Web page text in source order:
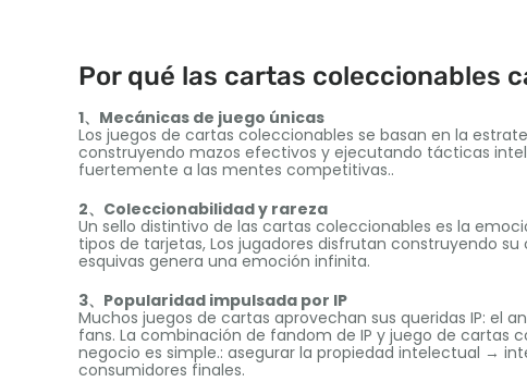
Por qué las cartas coleccionables
1、Mecánicas de juego únicas
Los juegos de cartas coleccionables se basan en la
construyendo mazos efectivos y ejecutando tácticas
fuertemente a las mentes competitivas..
2、Coleccionabilidad y rareza
Un sello distintivo de las cartas coleccionables es la
tipos de tarjetas, Los jugadores disfrutan construyendo
esquivas genera una emoción infinita.
3、Popularidad impulsada por IP
Muchos juegos de cartas aprovechan sus queridas IP: el
fans. La combinación de fandom de IP y juego de cartas
negocio es simple.: asegurar la propiedad intelectual →
consumidores finales.